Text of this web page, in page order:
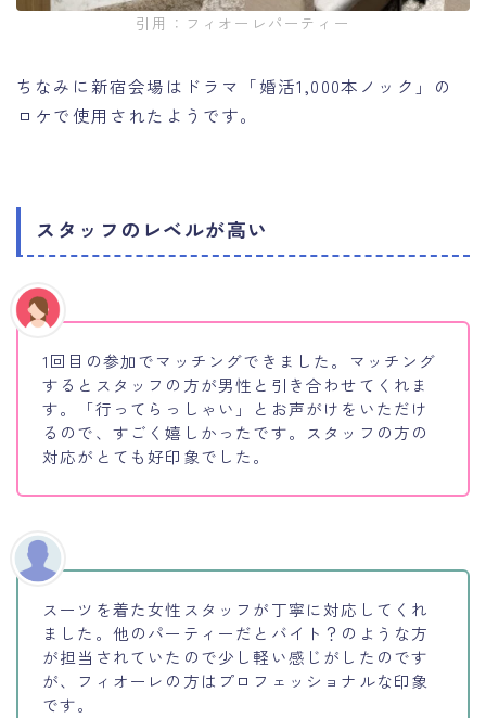
引用：フィオーレパーティー
ちなみに新宿会場はドラマ「婚活1,000本ノック」の
ロケで使用されたようです。
スタッフのレベルが高い
1回目の参加でマッチングできました。マッチング
するとスタッフの方が男性と引き合わせてくれま
す。「行ってらっしゃい」とお声がけをいただけ
るので、すごく嬉しかったです。スタッフの方の
対応がとても好印象でした。
スーツを着た女性スタッフが丁寧に対応してくれ
ました。他のパーティーだとバイト？のような方
が担当されていたので少し軽い感じがしたのです
が、フィオーレの方はプロフェッショナルな印象
です。